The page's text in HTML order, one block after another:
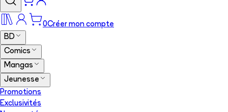
0Créer mon compte
BD
Comics
Mangas
Jeunesse
Promotions
Exclusivités